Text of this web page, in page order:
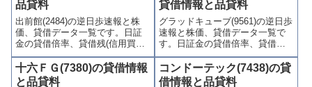
売り関連情報を集計し、図解で
わかりやすくまとめて掲載して
います。
連情報を集計し、図解でわかり
やすくまとめて掲載していま
す。
品貸料
出前館(2484)の逆日歩速報と株
価、貸借データ一覧です。日証
金の貸借倍率、貸借残(信用買
残、信用売残)、品貸料(逆日
歩)、東証の週末残高、規制(注意
喚起・申込停止)など、空売り関
貸借情報と品貸料
グラッドキューブ(9561)の逆日歩
速報と株価、貸借データ一覧で
す。日証金の貸借倍率、貸借残
(信用買残、信用売残)、品貸料
(逆日歩)、東証の週末残高、規制
(注意喚起・申込停止)など、空売
十六ＦＧ(7380)の貸借情報
と品貸料
コンドーテック(7438)の貸
借情報と品貸料